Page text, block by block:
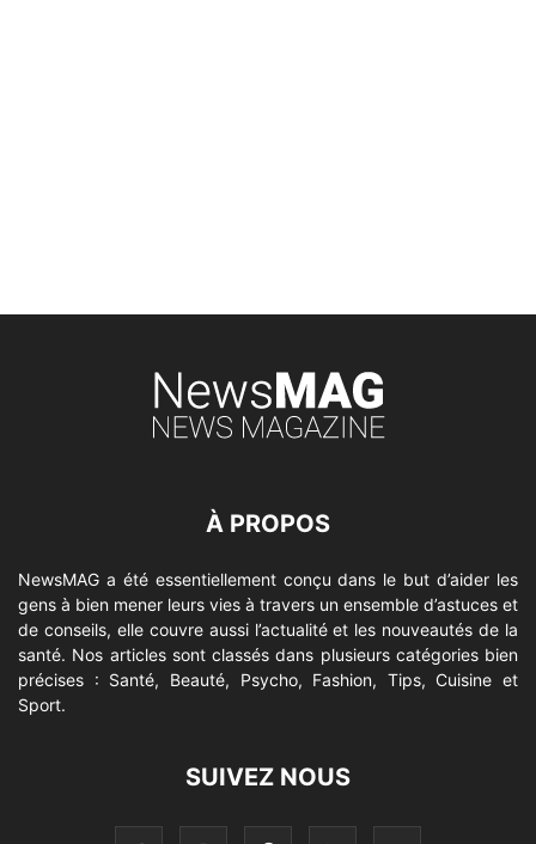
À PROPOS
NewsMAG a été essentiellement conçu dans le but d’aider les
gens à bien mener leurs vies à travers un ensemble d’astuces et
de conseils, elle couvre aussi l’actualité et les nouveautés de la
santé. Nos articles sont classés dans plusieurs catégories bien
précises : Santé, Beauté, Psycho, Fashion, Tips, Cuisine et
Sport.
SUIVEZ NOUS